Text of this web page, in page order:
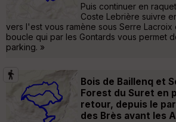
Puis continuer en
Coste Lebrière suivre
vers l'est vous ramène sous Serre Lacroix
boucle qui par les Gontards vous permet
parking. »
Bois de Baillenq et
Forest du Suret en
retour, depuis le
des Brès avant les